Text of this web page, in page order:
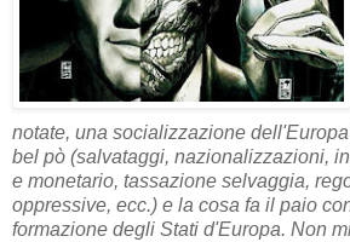
notate, una socializzazione
bel pò (salvataggi, nazionalizzazioni,
e monetario, tassazione selvaggia,
oppressive, ecc.) e la cosa fa il paio
formazione degli Stati d'Europa. Non